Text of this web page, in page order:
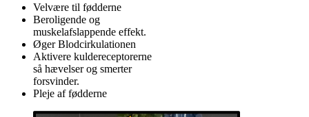
Velvære til fødderne
Beroligende og
muskelafslappende effekt.
Øger Blodcirkulationen
Aktivere kuldereceptorerne
så hævelser og smerter
forsvinder.
Pleje af fødderne